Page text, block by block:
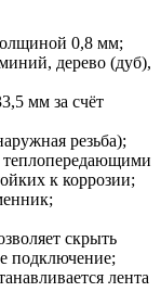
0,8 мм;
дерево (дуб),
мм за счёт
резьба);
к коррозии;
скрыть
подключение;
лента